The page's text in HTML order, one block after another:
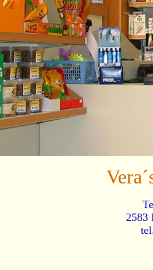
2583